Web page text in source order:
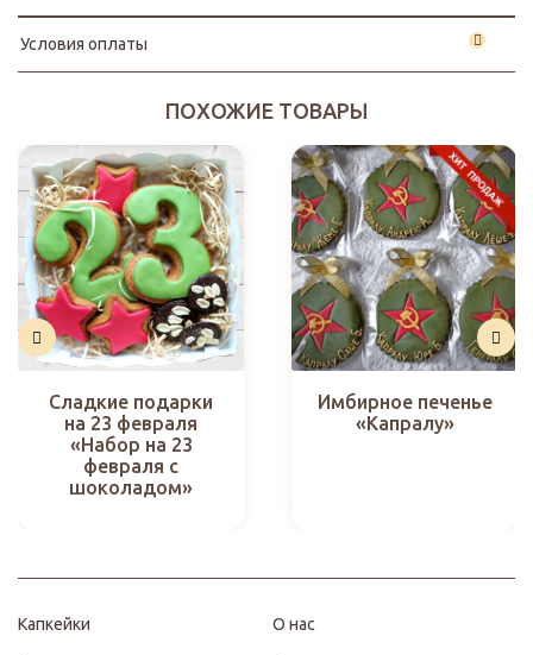
Условия оплаты
ПОХОЖИЕ ТОВАРЫ
Сладкие подарки
на 23 февраля
«Набор на 23
февраля с
шоколадом»
Имбирное печенье
«Капралу»
Капкейки О нас